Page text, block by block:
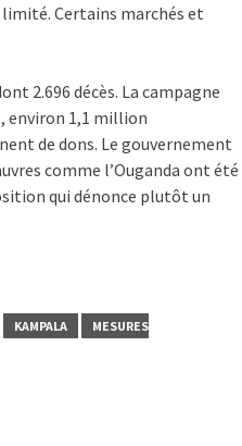
limité. Certains marchés et
2.696 décès. La campagne
environ 1,1 million
de dons. Le gouvernement
comme l’Ouganda ont été
qui dénonce plutôt un
KAMPALA
MESURES